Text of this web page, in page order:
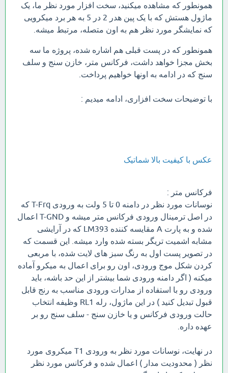
همونطور که مشاهده میکنید، سخت افزار مورد نظر ما، یک
ماژول هستش که با یک پین هدر 2 در 5 به هر برد میکرویی
که نمایشگر مورد نظر هم به اون متصله، مرتبط میشه.
همونطور که در پست قبلی هم اشاره شده، پروژه ما سه
بخش مجزا خواهد داشت، فرکانس متر، خازن سنج و سلف
سنج که در ادامه به اونها خواهیم پرداخت.
با توضیحات سخت افزاری، ادامه میدیم :
عکس با کیفیت بالا شماتیک
فرکانس متر :
نوسانات مورد نظر در دامنه 0 تا 5 ولت به ورودی T-Frq که
در اصل ترمینال ورودی فرکانس متر میشه و T-GND اعمال
شده و به پارت A مقایسه کننده LM393 که در آرایشی
مشابه اشمیت تریگر بسته شده وارد میشه. این قسمت که
در تصویر پست اول به رنگ سبز های لایت شده، با مربعی
کردن شکل موج ورودی، اون رو برای اعمال به میکرو آماده
میکنه ( اگر دامنه ورودی شما بیشتر از این حد باشه، باید
ورودی رو با استفاده از مدارات ورودی مناسب به رنج قابل
قبول تبدیل کنید ) در این ماژول، رله RL1 وظیفه انتخاب
حالت ورودی فرکانس و یا خازن سنج - سلف سنج رو بر
عهده داره.
در نهایت، نوسانات مورد نظر به ورودی T1 میکروی مورد
نظر ( محدودیت مدار ) اعمال شده و فرکانس مورد نظر